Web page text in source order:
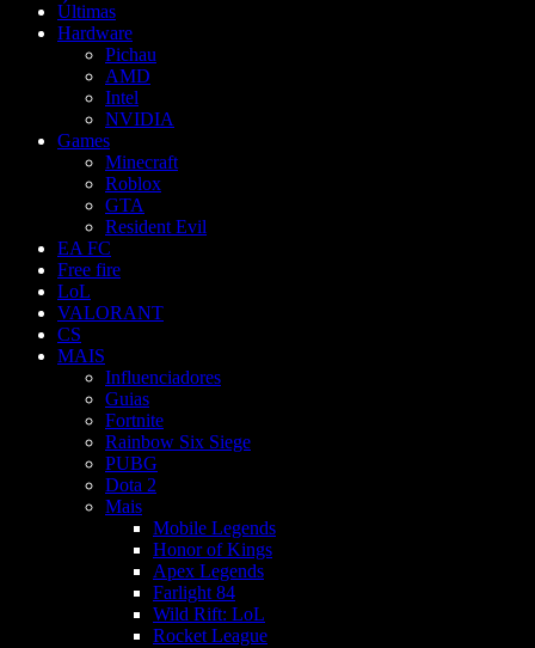
Últimas
Hardware
Pichau
AMD
Intel
NVIDIA
Games
Minecraft
Roblox
GTA
Resident Evil
EA FC
Free fire
LoL
VALORANT
CS
MAIS
Influenciadores
Guias
Fortnite
Rainbow Six Siege
PUBG
Dota 2
Mais
Mobile Legends
Honor of Kings
Apex Legends
Farlight 84
Wild Rift: LoL
Rocket League